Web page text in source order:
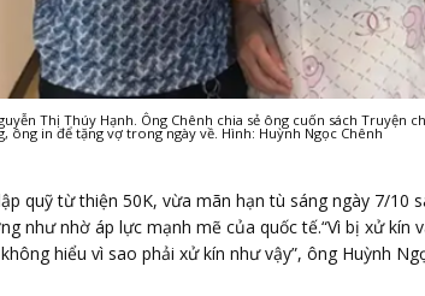
Thị Thúy Hạnh. Ông Chênh chia sẻ ông cuốn sách Truyện
ông in để tặng vợ trong ngày về. Hình: Huỳnh Ngọc Chênh
quỹ từ thiện 50K, vừa mãn hạn tù sáng ngày 7/10
như nhờ áp lực mạnh mẽ của quốc tế.“Vì bị xử kín
hiểu vì sao phải xử kín như vậy”, ông Huỳnh